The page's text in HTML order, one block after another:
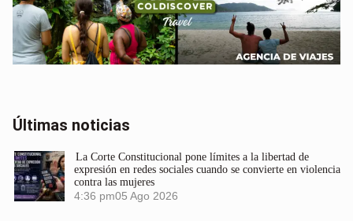
Últimas noticias
La Corte Constitucional pone límites a la libertad de
expresión en redes sociales cuando se convierte en violencia
contra las mujeres
4:36 pm05 Ago 2026